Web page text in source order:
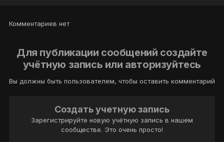
Комментариев нет
Для публикации сообщений создайте
учётную запись или авторизуйтесь
Вы должны быть пользователем, чтобы оставить комментарий
Создать учетную запись
Зарегистрируйте новую учётную запись в нашем
сообществе. Это очень просто!